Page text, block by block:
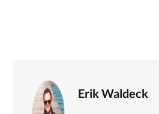
Erik Waldeck